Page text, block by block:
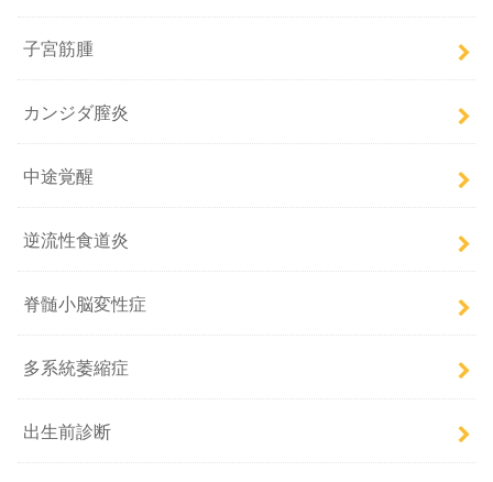
子宮筋腫
カンジダ膣炎
中途覚醒
逆流性食道炎
脊髄小脳変性症
多系統萎縮症
出生前診断